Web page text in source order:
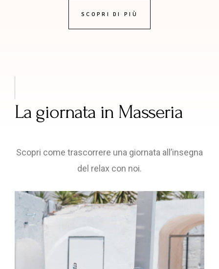
SCOPRI DI PIÙ
La giornata in Masseria
Scopri come trascorrere una giornata all’insegna
del relax con noi.